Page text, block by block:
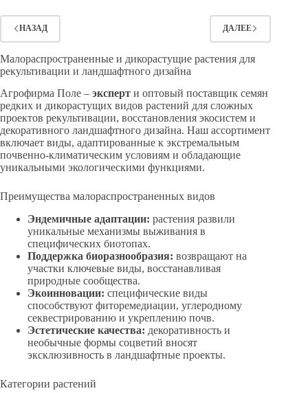
НАЗАД ДАЛЕЕ
Малораспространенные и дикорастущие растения для
рекультивации и ландшафтного дизайна
Агрофирма Поле – эксперт и оптовый поставщик семян
редких и дикорастущих видов растений для сложных
проектов рекультивации, восстановления экосистем и
декоративного ландшафтного дизайна. Наш ассортимент
включает виды, адаптированные к экстремальным
почвенно-климатическим условиям и обладающие
уникальными экологическими функциями.
Преимущества малораспространенных видов
Эндемичные адаптации: растения развили
уникальные механизмы выживания в
специфических биотопах.
Поддержка биоразнообразия: возвращают на
участки ключевые виды, восстанавливая
природные сообщества.
Экоинновации: специфические виды
способствуют фиторемедиации, углеродному
секвестрированию и укреплению почв.
Эстетические качества: декоративность и
необычные формы соцветий вносят
эксклюзивность в ландшафтные проекты.
Категории растений